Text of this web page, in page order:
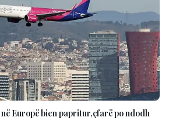
Europë bien papritur,çfarë po ndodh